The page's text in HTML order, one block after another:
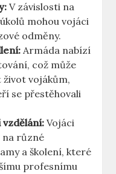
V závislosti na
mohou vojáci
odměny.
Armáda nabízí
což může
vojákům,
se přestěhovali
vzdělání:Vojáci
různé
a školení, které
profesnímu